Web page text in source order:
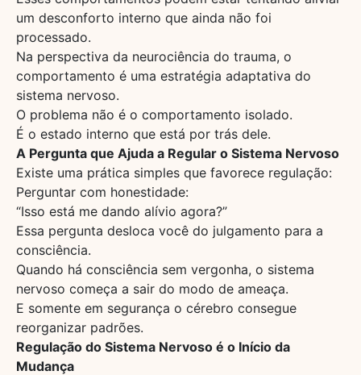
um desconforto interno que ainda não foi
processado.
Na perspectiva da neurociência do trauma, o
comportamento é uma estratégia adaptativa do
sistema nervoso.
O problema não é o comportamento isolado.
É o estado interno que está por trás dele.
A Pergunta que Ajuda a Regular o Sistema Nervoso
Existe uma prática simples que favorece regulação:
Perguntar com honestidade:
“Isso está me dando alívio agora?”
Essa pergunta desloca você do julgamento para a
consciência.
Quando há consciência sem vergonha, o sistema
nervoso começa a sair do modo de ameaça.
E somente em segurança o cérebro consegue
reorganizar padrões.
Regulação do Sistema Nervoso é o Início da
Mudança